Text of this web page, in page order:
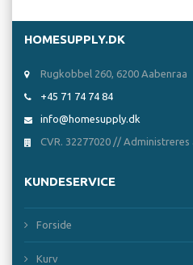
HOMESUPPLY.DK
Rugkobbel 260, 6200 Aabenraa
+45 71 74 74 84
info@homesupply.dk
CVR. 32277020 // Administreres
KUNDESERVICE
Forside
Kurv